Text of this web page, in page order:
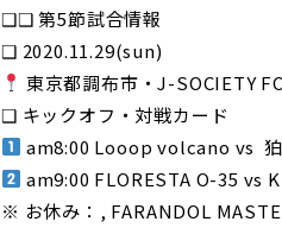
❑❑ 第5節試合情報
❑ 2020.11.29(sun)
東京都調布市・J-SOCIETY
❑ キックオフ・対戦カード
am8:00 Looop volcano vs
am9:00 FLORESTA O-35 vs
※ お休み：, FARANDOL